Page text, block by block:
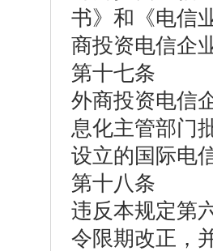
书》和《电信
商投资电信企
第十七条
外商投资电信
息化主管部门
设立的国际电
第十八条
违反本规定第
令限期改正，